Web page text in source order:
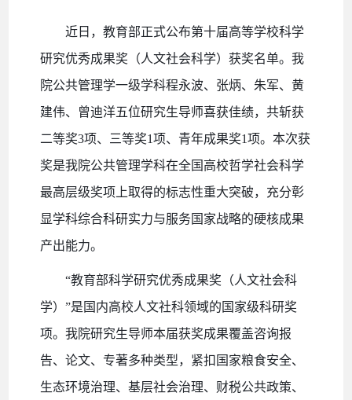
近日，教育部正式公布第十届高等学校科学
研究优秀成果奖（人文社会科学）获奖名单。我
院公共管理学一级学科程永波、张炳、朱军、黄
建伟、曾迪洋五位研究生导师喜获佳绩，共斩获
二等奖3项、三等奖1项、青年成果奖1项。本次获
奖是我院公共管理学科在全国高校哲学社会科学
最高层级奖项上取得的标志性重大突破，充分彰
显学科综合科研实力与服务国家战略的硬核成果
产出能力。
“教育部科学研究优秀成果奖（人文社会科
学）”是国内高校人文社科领域的国家级科研奖
项。我院研究生导师本届获奖成果覆盖咨询报
告、论文、专著多种类型，紧扣国家粮食安全、
生态环境治理、基层社会治理、财税公共政策、